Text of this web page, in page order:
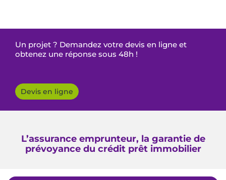
Un projet ? Demandez votre devis en ligne et
obtenez une réponse sous 48h !
Devis en ligne
L’assurance emprunteur, la garantie de
prévoyance du crédit prêt immobilier